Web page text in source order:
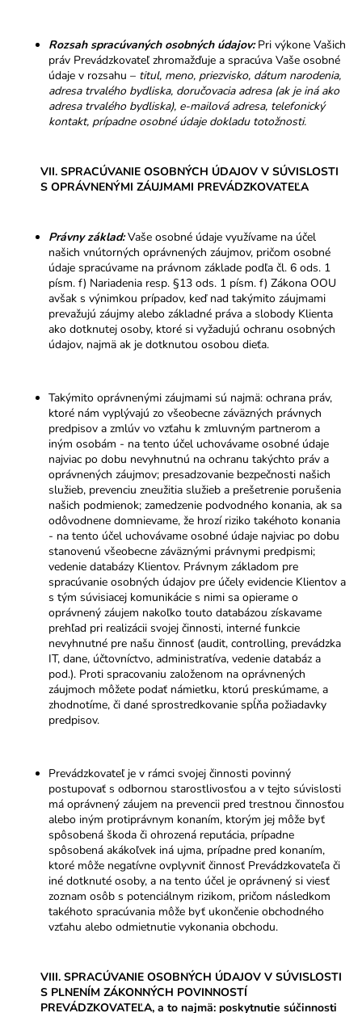
Rozsah spracúvaných osobných údajov:Pri výkone Vašich
práv Prevádzkovateľ zhromažďuje a spracúva Vaše osobné
údaje v rozsahu – titul, meno, priezvisko, dátum narodenia,
adresa trvalého bydliska, doručovacia adresa (ak je iná ako
adresa trvalého bydliska), e-mailová adresa, telefonický
kontakt, prípadne osobné údaje dokladu totožnosti.
VII. SPRACÚVANIE OSOBNÝCH ÚDAJOV V SÚVISLOSTI
S OPRÁVNENÝMI ZÁUJMAMI PREVÁDZKOVATEĽA
Právny základ:Vaše osobné údaje využívame na účel
našich vnútorných oprávnených záujmov, pričom osobné
údaje spracúvame na právnom základe podľa čl. 6 ods. 1
písm. f) Nariadenia resp. §13 ods. 1 písm. f) Zákona OOU
avšak s výnimkou prípadov, keď nad takýmito záujmami
prevažujú záujmy alebo základné práva a slobody Klienta
ako dotknutej osoby, ktoré si vyžadujú ochranu osobných
údajov, najmä ak je dotknutou osobou dieťa.
Takýmito oprávnenými záujmami sú najmä: ochrana práv,
ktoré nám vyplývajú zo všeobecne záväzných právnych
predpisov a zmlúv vo vzťahu k zmluvným partnerom a
iným osobám - na tento účel uchovávame osobné údaje
najviac po dobu nevyhnutnú na ochranu takýchto práv a
oprávnených záujmov; presadzovanie bezpečnosti našich
služieb, prevenciu zneužitia služieb a prešetrenie porušenia
našich podmienok; zamedzenie podvodného konania, ak sa
odôvodnene domnievame, že hrozí riziko takéhoto konania
- na tento účel uchovávame osobné údaje najviac po dobu
stanovenú všeobecne záväznými právnymi predpismi;
vedenie databázy Klientov. Právnym základom pre
spracúvanie osobných údajov pre účely evidencie Klientov a
s tým súvisiacej komunikácie s nimi sa opierame o
oprávnený záujem nakoľko touto databázou získavame
prehľad pri realizácii svojej činnosti, interné funkcie
nevyhnutné pre našu činnosť (audit, controlling, prevádzka
IT, dane, účtovníctvo, administratíva, vedenie databáz a
pod.). Proti spracovaniu založenom na oprávnených
záujmoch môžete podať námietku, ktorú preskúmame, a
zhodnotíme, či dané sprostredkovanie spĺňa požiadavky
predpisov.
Prevádzkovateľ je v rámci svojej činnosti povinný
postupovať s odbornou starostlivosťou a v tejto súvislosti
má oprávnený záujem na prevencii pred trestnou činnosťou
alebo iným protiprávnym konaním, ktorým jej môže byť
spôsobená škoda či ohrozená reputácia, prípadne
spôsobená akákoľvek iná ujma, prípadne pred konaním,
ktoré môže negatívne ovplyvniť činnosť Prevádzkovateľa či
iné dotknuté osoby, a na tento účel je oprávnený si viesť
zoznam osôb s potenciálnym rizikom, pričom následkom
takéhoto spracúvania môže byť ukončenie obchodného
vzťahu alebo odmietnutie vykonania obchodu.
VIII. SPRACÚVANIE OSOBNÝCH ÚDAJOV V SÚVISLOSTI
S PLNENÍM ZÁKONNÝCH POVINNOSTÍ
PREVÁDZKOVATEĽA, a to najmä: poskytnutie súčinnosti